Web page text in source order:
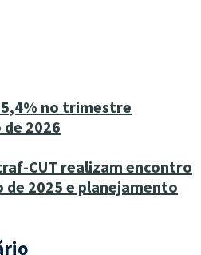
no trimestre
2026
CUT realizam encontro
de 2025 e planejamento